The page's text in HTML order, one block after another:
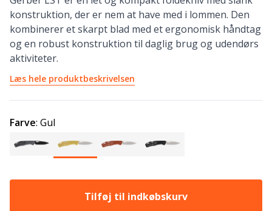
konstruktion, der er nem at have med i lommen. Den
kombinerer et skarpt blad med et ergonomisk håndtag
og en robust konstruktion til daglig brug og udendørs
aktiviteter.
Læs hele produktbeskrivelsen
Farve: Gul
Tilføj til indkøbskurv